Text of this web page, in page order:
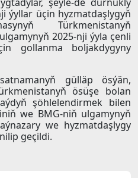
ýyllar üçin hyzmatdaşlygyň
Türkmenistanyň
2025-nji ýyla çenli
gollanma boljakdygyny
gülläp ösýän,
ösüşe bolan
şöhlelendirmek bilen
we BMG-niň ulgamynyň
we hyzmatdaşlygy
geçildi.